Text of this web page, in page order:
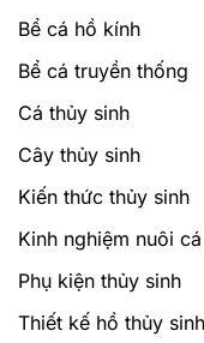
đến
119.600 ₫
Bể cá hồ kính
Bể cá truyền thống
Cá thủy sinh
Cây thủy sinh
Kiến thức thủy sinh
Kinh nghiệm nuôi cá
Phụ kiện thủy sinh
Thiết kế hồ thủy sinh